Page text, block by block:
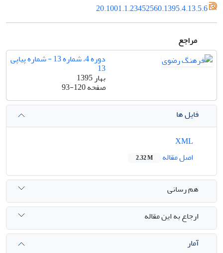
20.1001.1.23452560.1395.4.13.5.6
مراجع
دوره 4، شماره 13 - شماره پیاپی
13
بهار 1395
صفحه93-120
فایل ها
اصل مقاله
2.32 M
هم رسانی
ارجاع به این مقاله
آمار